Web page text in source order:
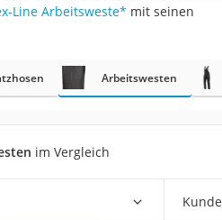
mit Elektrostart
Palmen
Line Arbeitsweste* mit seinen
Arbeitswesten
im Vergleich